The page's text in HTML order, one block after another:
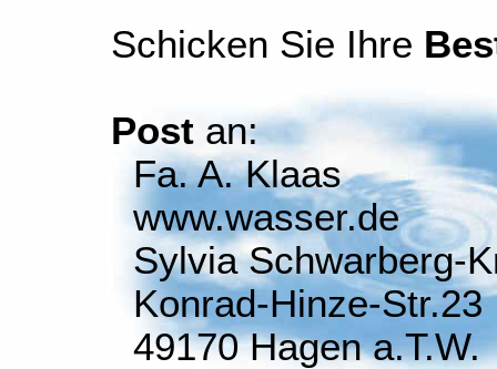
Schicken Sie Ihre
Postan:
Fa. A. Klaas
www.wasser.de
Sylvia Schwarberg-
Konrad-Hinze-Str.23
49170 Hagen a.T.W.